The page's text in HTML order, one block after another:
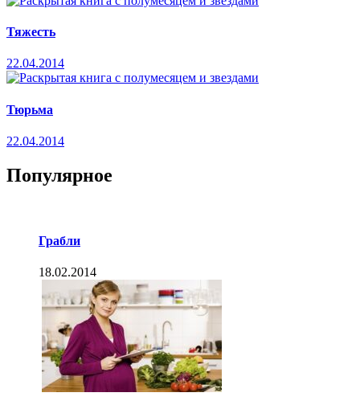
Тяжесть
22.04.2014
Тюрьма
22.04.2014
Популярное
Грабли
18.02.2014